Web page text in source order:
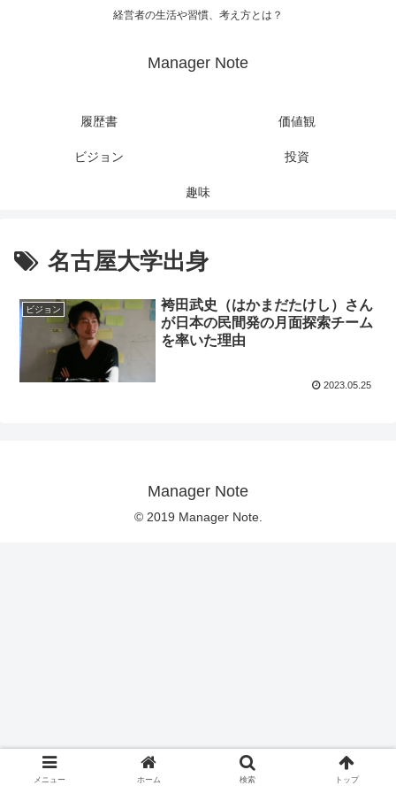
経営者の生活や習慣、考え方とは？
Manager Note
履歴書 価値観
ビジョン 投資
趣味
名古屋大学出身
ビジョン
袴田武史（はかまだたけし）さん
が日本の民間発の月面探索チーム
を率いた理由
2023.05.25
Manager Note
© 2019 Manager Note.
メニュー ホーム 検索 トップ